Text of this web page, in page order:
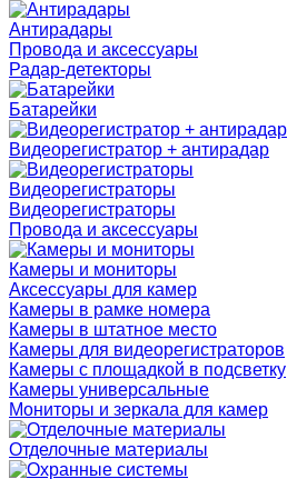
Антирадары
Провода и аксессуары
Радар-детекторы
Батарейки
Видеорегистратор + антирадар
Видеорегистраторы
Видеорегистраторы
Провода и аксессуары
Камеры и мониторы
Аксессуары для камер
Камеры в рамке номера
Камеры в штатное место
Камеры для видеорегистраторов
Камеры с площадкой в подсветку
Камеры универсальные
Мониторы и зеркала для камер
Отделочные материалы